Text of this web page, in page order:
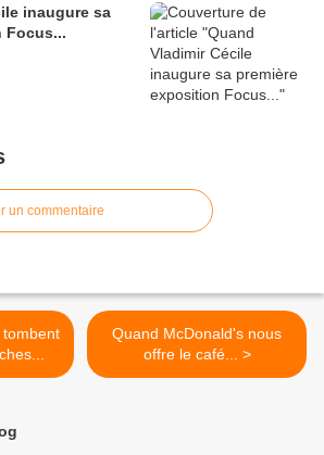
inaugure sa
Focus...
un commentaire
Quand McDonald's nous
offre le café... >